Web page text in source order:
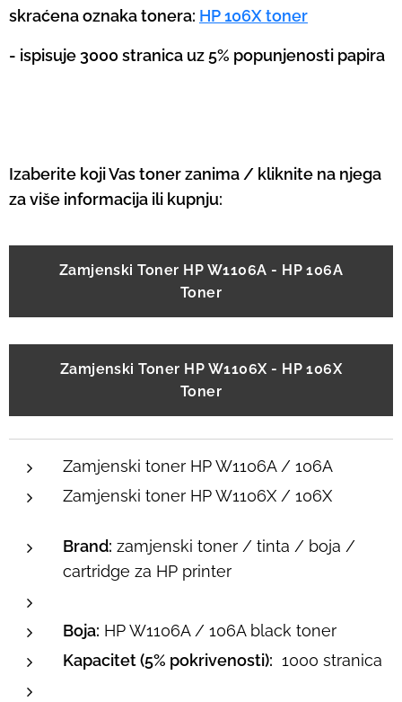
skraćena oznaka tonera: HP 106X toner
- ispisuje 3000 stranica uz 5% popunjenosti papira
Izaberite koji Vas toner zanima / kliknite na njega
za više informacija ili kupnju:
Zamjenski Toner HP W1106A - HP 106A
Toner
Zamjenski Toner HP W1106X - HP 106X
Toner
Zamjenski toner HP W1106A / 106A
Zamjenski toner HP W1106X / 106X
Brand: zamjenski toner / tinta / boja /
cartridge za HP printer
Boja: HP W1106A / 106A black toner
Kapacitet (5% pokrivenosti): 1000 stranica